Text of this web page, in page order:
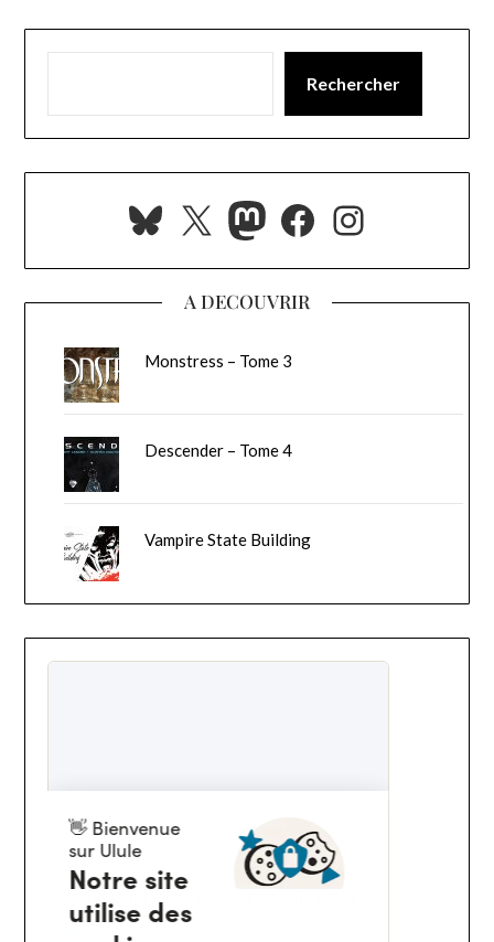
Rechercher
Bluesky
X Mastodon
Facebook
A DECOUVRIR
Monstress – Tome 3
Descender – Tome 4
Vampire State Building